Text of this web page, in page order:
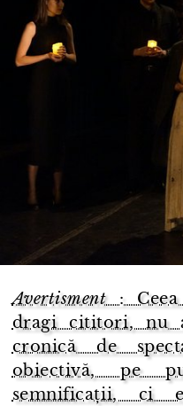
Avertisment: Ceea
dragi cititori, nu
cronică de
obiectivă, pe
semnificații, ci